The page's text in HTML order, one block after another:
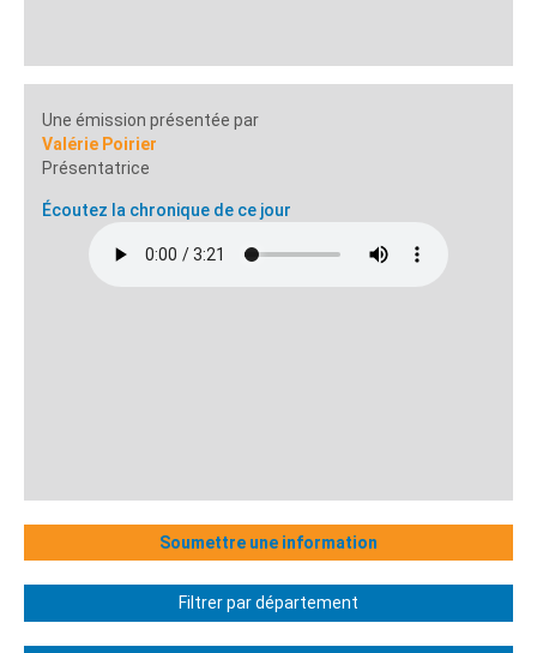
Une émission présentée par
Valérie Poirier
Présentatrice
Écoutez la chronique de ce jour
Soumettre une information
Filtrer par département